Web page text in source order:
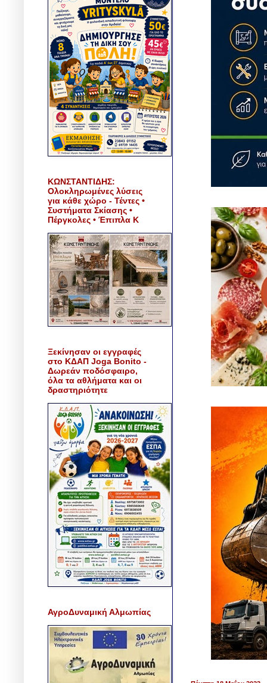
ΚΩΝΣΤΑΝΤΙΔΗΣ:
Ολοκληρωμένες λύσεις
για κάθε χώρο - Τέντες •
Συστήματα Σκίασης •
Πέργκολες • Έπιπλα Κ
Ξεκίνησαν οι εγγραφές
στο ΚΔΑΠ Joga Bonito -
Δωρεάν ποδόσφαιρο,
όλα τα αθλήματα και οι
δραστηριότητε
ΑγροΔυναμική Αλμωπίας